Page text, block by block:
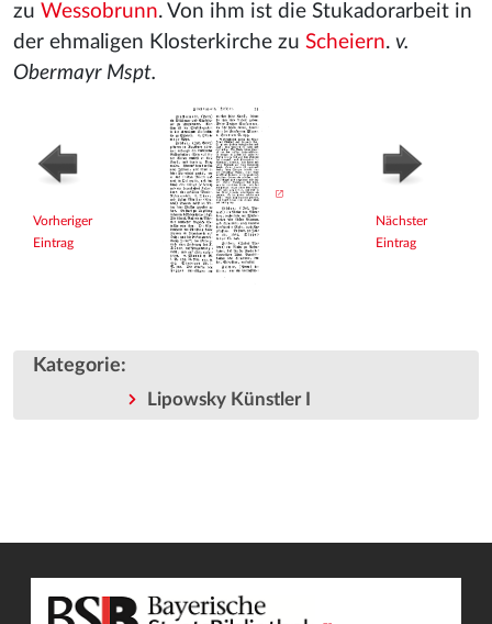
zu Wessobrunn. Von ihm ist die Stukadorarbeit in
der ehmaligen Klosterkirche zu Scheiern. v.
Obermayr Mspt.
Vorheriger
Eintrag
Nächster
Eintrag
Kategorie:
Lipowsky Künstler I